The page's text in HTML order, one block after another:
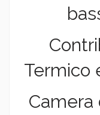
Termico
Camera